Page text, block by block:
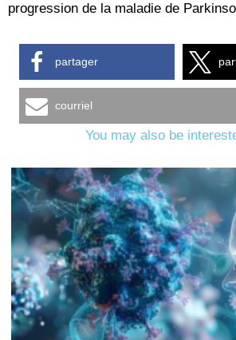
progression de la maladie de
partager
courriel
You may also be